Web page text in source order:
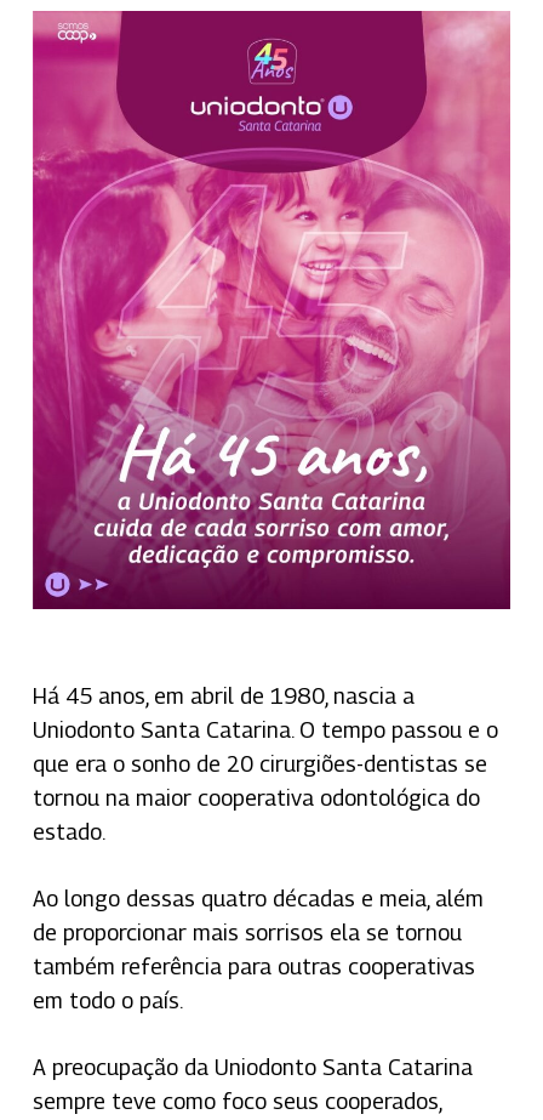
Há 45 anos, em abril de 1980, nascia a
Uniodonto Santa Catarina. O tempo passou e o
que era o sonho de 20 cirurgiões-dentistas se
tornou na maior cooperativa odontológica do
estado.
Ao longo dessas quatro décadas e meia, além
de proporcionar mais sorrisos ela se tornou
também referência para outras cooperativas
em todo o país.
A preocupação da Uniodonto Santa Catarina
sempre teve como foco seus cooperados,